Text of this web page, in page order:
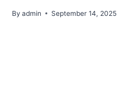
By admin September 14, 2025